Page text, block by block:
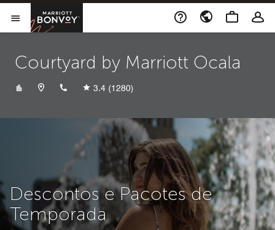
Skip to Content
Abrir menu
Marriott Bonvoy
Courtyard by Marriott Ocala
+13522378000
3.4 (1280)
Descontos e Pacotes de
Temporada